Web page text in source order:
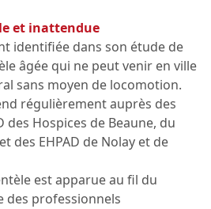
et inattendue
identifiée dans son étude de
âgée qui ne peut venir en ville
sans moyen de locomotion.
régulièrement auprès des
des Hospices de Beaune, du
des EHPAD de Nolay et de
est apparue au fil du
des professionnels